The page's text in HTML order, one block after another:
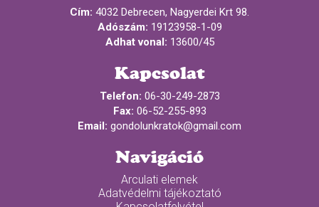
Cím: 4032 Debrecen, Nagyerdei Krt 98.
Adószám: 19123958-1-09
Adhat vonal: 13600/45
Kapcsolat
Telefon: 06-30-249-2873
Fax: 06-52-255-893
Email: gondolunkratok@gmail.com
Navigáció
Arculati elemek
Adatvédelmi tájékoztató